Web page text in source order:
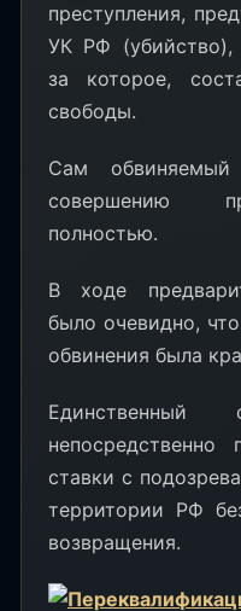
преступления,
УК РФ (убийство),
за которое,
свободы.
Сам
совершению
полностью.
В ходе
было очевидно,
обвинения была
Единственный
ставки с
территории РФ
возвращения.